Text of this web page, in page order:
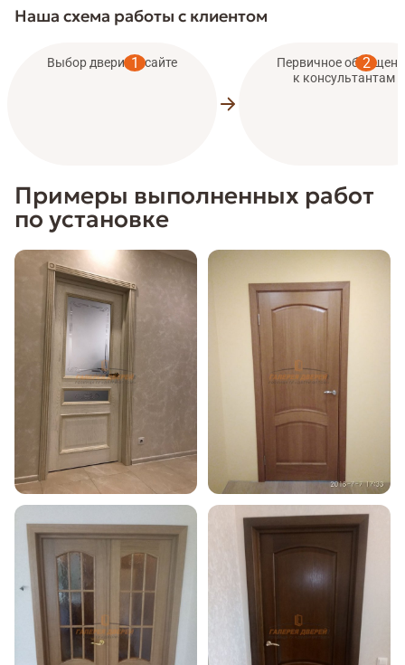
Наша схема работы с клиентом
Выбор двери на сайте
Первичное
к консультантам
Примеры выполненных работ
по установке